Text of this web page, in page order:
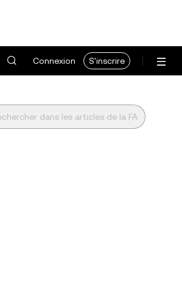
Connexion S'inscrire